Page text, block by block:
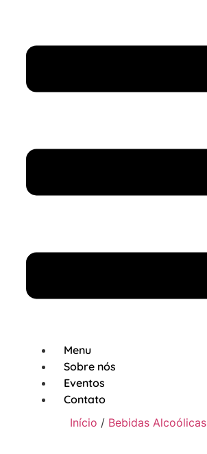
Menu
Sobre nós
Eventos
Contato
Início / Bebidas Alcoólicas